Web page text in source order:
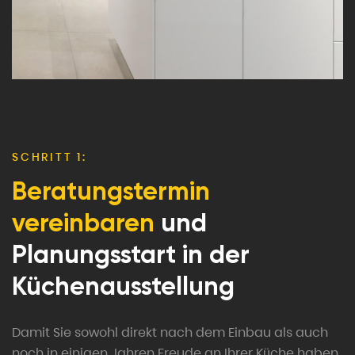
SCHRITT 1:
Beratungstermin
vereinbaren und
Planungsstart in der
Küchenausstellung
Damit Sie sowohl direkt nach dem Einbau als auch